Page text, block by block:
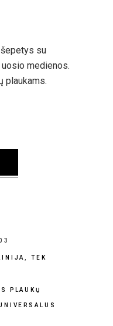
su
medienos.
plaukams.
,TEK
PLAUKŲ